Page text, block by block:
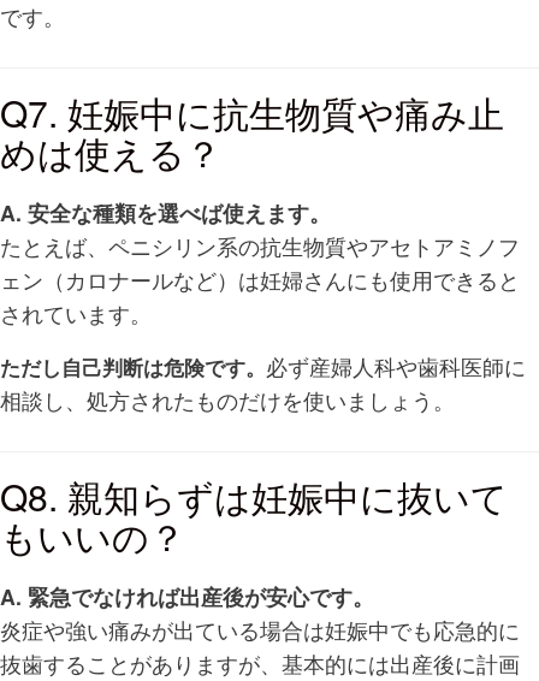
です。
Q7. 妊娠中に抗生物質や痛み止
めは使える？
A. 安全な種類を選べば使えます。
たとえば、ペニシリン系の抗生物質やアセトアミノフ
ェン（カロナールなど）は妊婦さんにも使用できると
されています。
ただし自己判断は危険です。 必ず産婦人科や歯科医師に
相談し、処方されたものだけを使いましょう。
Q8. 親知らずは妊娠中に抜いて
もいいの？
A. 緊急でなければ出産後が安心です。
炎症や強い痛みが出ている場合は妊娠中でも応急的に
抜歯することがありますが、基本的には出産後に計画